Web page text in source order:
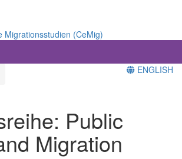
Migrationsstudien (CeMig)
ENGLISH
Public
Migration